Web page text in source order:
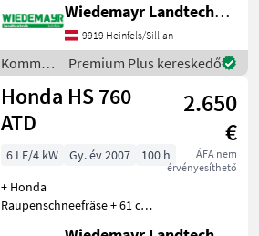
Arbeitshöhe + Kamin vom
Holm aus elektrisch
verstellbar +
Raupenfahrwerk +
Scheinwerfer + E-Start mit B
Wiedemayr Landtechnik GmbH
9919 Heinfels/Sillian
Kommunális
gépek /
Honda
Premium Plus kereskedő
Honda HS 760
ATD
2.650
€
ÁFA nem
érvényesíthető
6 LE/4 kW Gy. év 2007
100 h
+ Honda
Raupenschneefräse + 61 cm